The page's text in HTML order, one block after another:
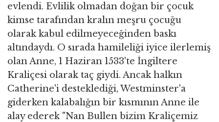
evlendi. Evlilik olmadan doğan bir çocuk
kimse tarafından kralın meşru çocuğu
olarak kabul edilmeyeceğinden baskı
altındaydı. O sırada hamileliği iyice ilerlemiş
olan Anne, 1 Haziran 1533'te İngiltere
Kraliçesi olarak taç giydi. Ancak halkın
Catherine'i desteklediği, Westminster'a
giderken kalabalığın bir kısmının Anne ile
alay ederek "Nan Bullen bizim Kraliçemiz